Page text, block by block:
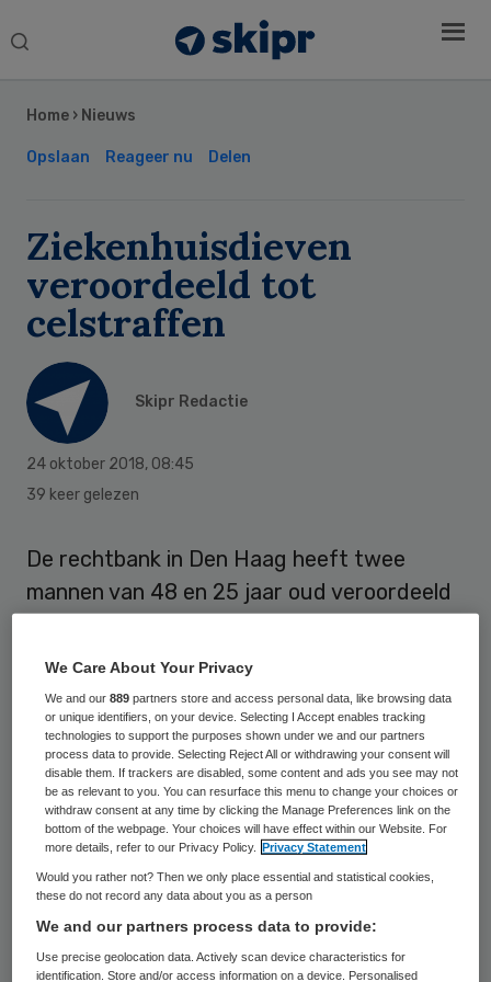
Search
Home › Nieuws
Opslaan Reageer nu Delen
Ziekenhuisdieven
veroordeeld tot
celstraffen
Skipr Redactie
24 oktober 2018, 08:45
39 keer gelezen
De rechtbank in Den Haag heeft twee
mannen van 48 en 25 jaar oud veroordeeld
ziekenhuizen in Den Haag, Leiderdorp,
Rotterdam en Gorinchem. De oudste dief
kreeg vijftien maanden, de jongste negen.
De twee stalen laptops, tablets, mobieltjes
en portemonnees,zo meldt Omroep West op
haar site. Ze werden in oktober 2017 in
België opgepakt. De mannen, afkomstig uit
Bulgarije, werden ook verdacht van
diefstallen in ziekenhuizen in Tiel, Apeldoorn
en Capelle aan den IJssel. Maar daarvoor
Sidebar
We Care About Your Privacy
We and our889 partners store and access personal data, like browsing data
or unique identifiers, on your device. Selecting I Accept enables tracking
technologies to support the purposes shown under we and our partners
process data to provide. Selecting Reject All or withdrawing your consent will
disable them. If trackers are disabled, some content and ads you see may not
be as relevant to you. You can resurface this menu to change your choices or
withdraw consent at any time by clicking the Manage Preferences link on the
bottom of the webpage. Your choices will have effect within our Website. For
more details, refer to our Privacy Policy.
Privacy Statement
Would you rather not? Then we only place essential and statistical cookies,
these do not record any data about you as a person
We and our partners process data to provide:
Use precise geolocation data. Actively scan device characteristics for
identification. Store and/or access information on a device. Personalised